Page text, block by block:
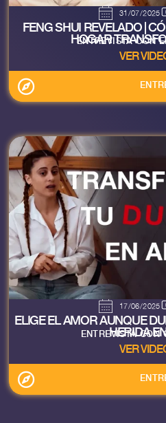
31/07/2025
FENG SHUI REVELADO |
HOGAR
ENTREVISTA CON
VER
17/06/2025
ELIGE EL AMOR AUNQUE
HERIDA
ENTREVISTA CON
VER